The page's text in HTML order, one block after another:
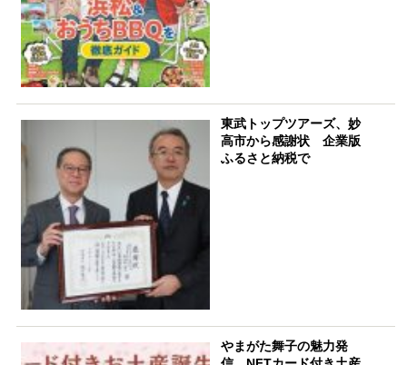
東武トップツアーズ、妙
高市から感謝状 企業版
ふるさと納税で
やまがた舞子の魅力発